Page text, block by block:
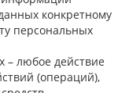
конкретному
персональных
– любое действие
(операций),